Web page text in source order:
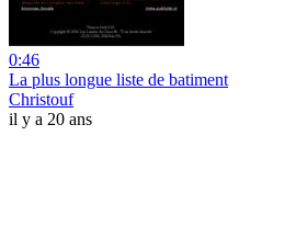
0:46
La plus longue liste de batiment
Christouf
il y a 20 ans